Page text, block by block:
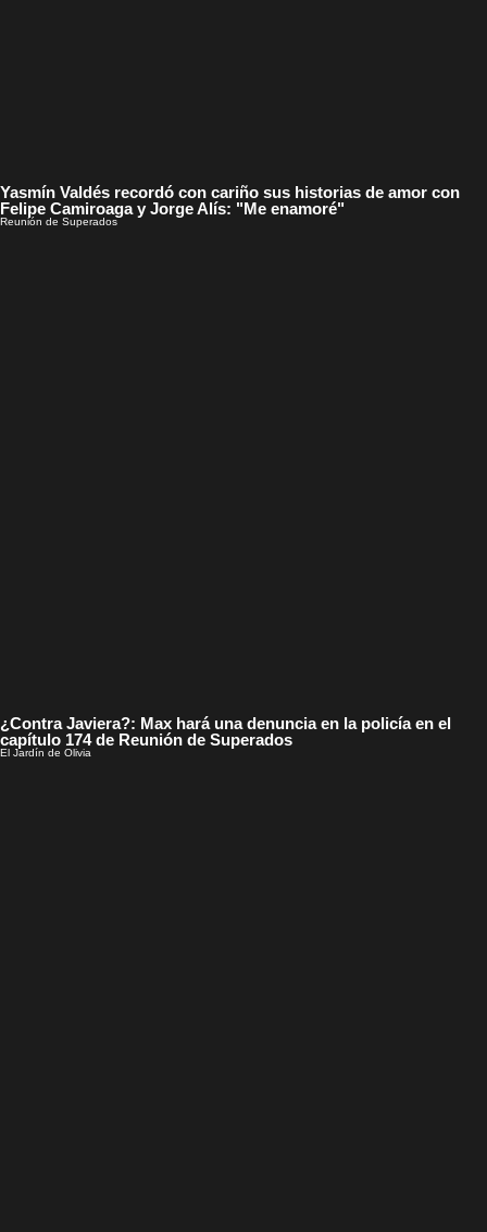
Yasmín Valdés recordó con cariño sus historias de amor con
Felipe Camiroaga y Jorge Alís: "Me enamoré"
Reunión de Superados
¿Contra Javiera?: Max hará una denuncia en la policía en el
capítulo 174 de Reunión de Superados
El Jardín de Olivia